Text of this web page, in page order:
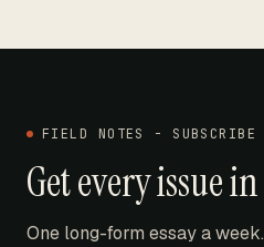
FIELD NOTES - SUBSCRIBE
Get every issue
One long-form essay a